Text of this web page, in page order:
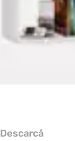
Descarcă